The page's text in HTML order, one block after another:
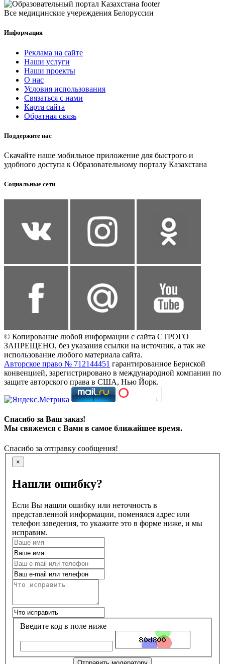
Все медицинские учереждения Белоруссии
Информация
Реклама на сайте
Наши услуги
Наши проекты
О нас
Условия использования
Связаться с нами
Карта сайта
Обратная связь
Поддержите нас
Скачайте наше мобильное приложение для быстрого и
удобного доступа к Образовательному порталу Казахстана
Социальные сети
© Копирование любой информации с сайта СТРОГО
ЗАПРЕЩЕНО, без указания ссылки на источник, а так же
использование любого материала сайта.
Авторское право № 712144451 гарантированное Бернской
конвенцией, зарегистрировано в международной компании по
защите авторского права в США, Нью Йорк.
Спасибо за Ваш заказ!
Мы свяжемся с Вами в самое ближайшее время.
Спасибо за отправку сообщения!
×
Нашли ошибку?
Если Вы нашли ошибку или неточность в
представленной информации, поменялся адрес или
телефон заведения, то укажите это в форме ниже, и мы
исправим.
Введите код в поле ниже